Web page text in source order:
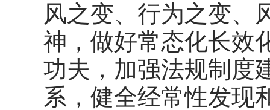
风之变、行为之变、
神，做好常态化长效
功夫，加强法规制度
系，健全经常性发现